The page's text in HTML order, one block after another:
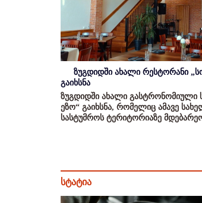
ზუგდიდში ახალი რესტორანი
გაიხსნა
ზუგდიდში ახალი გასტრონომიული
ეზო“ გაიხსნა, რომელიც ამავე
სასტუმროს ტერიტორიაზე
სტატია